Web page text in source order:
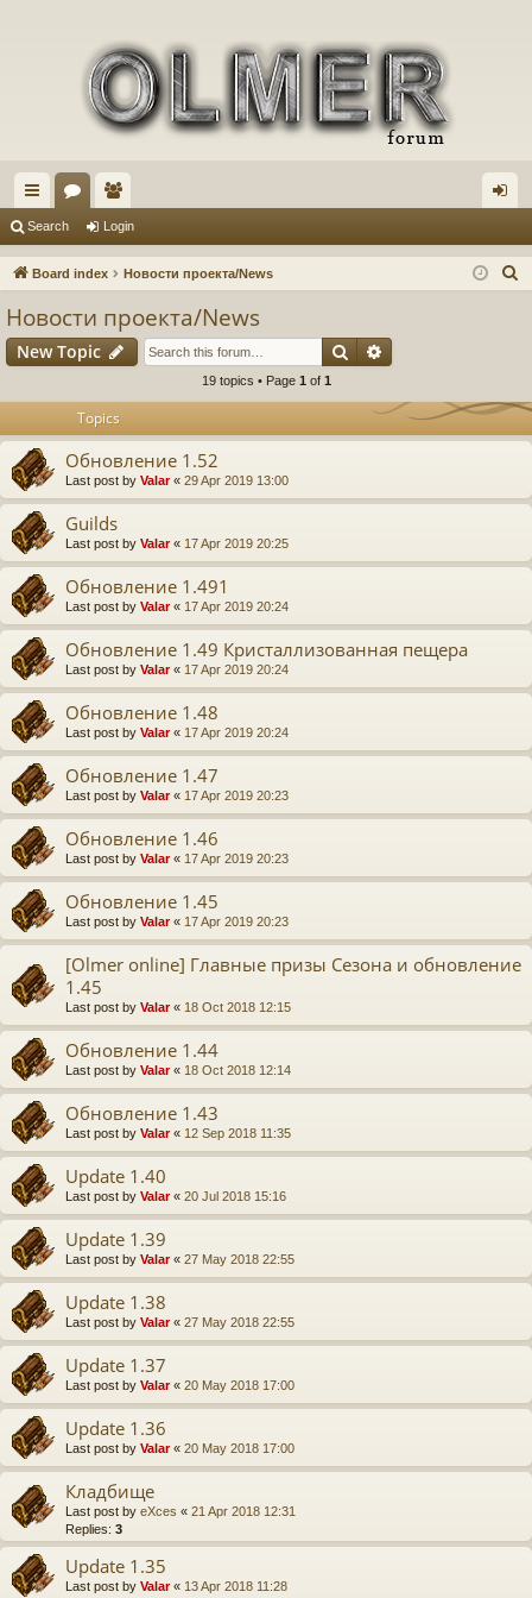
ui
ck
or
u
e
m in
Search Login
Board index Новости проекта/News
h
Новости проекта/News
New Topic Search
19 topics • Page 1 of 1
Topics
Обновление 1.52
Last post by Valar« 29 Apr 2019 13:00
Guilds
Last post by Valar« 17 Apr 2019 20:25
Обновление 1.491
Last post by Valar« 17 Apr 2019 20:24
Обновление 1.49 Кристаллизованная пещера
Last post by Valar« 17 Apr 2019 20:24
Обновление 1.48
Last post by Valar« 17 Apr 2019 20:24
Обновление 1.47
Last post by Valar« 17 Apr 2019 20:23
Обновление 1.46
Last post by Valar« 17 Apr 2019 20:23
Обновление 1.45
Last post by Valar« 17 Apr 2019 20:23
[Olmer online] Главные призы Сезона и обновление
1.45
Last post by Valar« 18 Oct 2018 12:15
Обновление 1.44
Last post by Valar« 18 Oct 2018 12:14
Обновление 1.43
Last post by Valar« 12 Sep 2018 11:35
Update 1.40
Last post by Valar« 20 Jul 2018 15:16
Update 1.39
Last post by Valar« 27 May 2018 22:55
Update 1.38
Last post by Valar« 27 May 2018 22:55
Update 1.37
Last post by Valar« 20 May 2018 17:00
Update 1.36
Last post by Valar« 20 May 2018 17:00
Кладбище
Last post by eXces « 21 Apr 2018 12:31
Replies: 3
Update 1.35
Last post by Valar« 13 Apr 2018 11:28